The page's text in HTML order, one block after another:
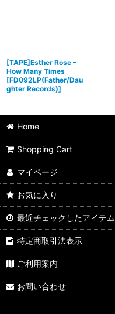
[TAPE]Esther Rose ‎–
How Many Times
[FD092LP(Father/Dau
ghter Records)]
Home
Shopping Cart
マイページ
お気に入り
最近チェックしたアイテム
特定商取引法表示
ご利用案内
お問い合わせ